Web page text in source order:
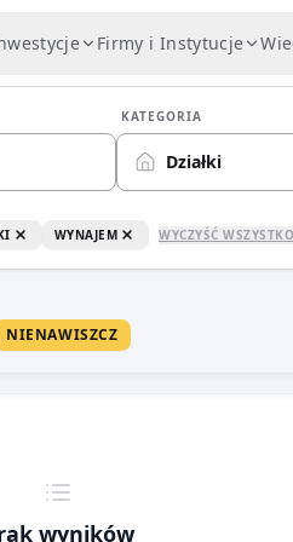
Firmy i Instytucje
KATEGORIA
Działki
WYNAJEM WYCZYŚĆ WSZYSTKO
NIENAWISZCZ
wyników